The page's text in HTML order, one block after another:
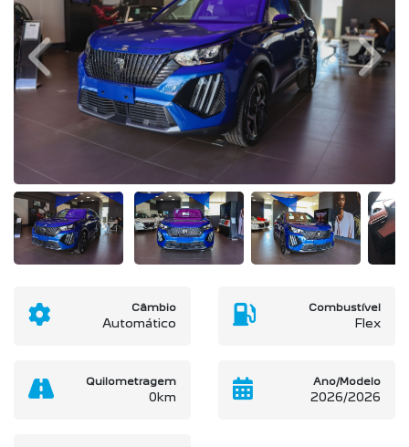
Previous Next
Câmbio
Automático
Combustível
Flex
Quilometragem
0km
Ano/Modelo
2026/2026